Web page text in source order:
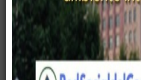
Empty
Entrenamiento Cursos Desarrollo